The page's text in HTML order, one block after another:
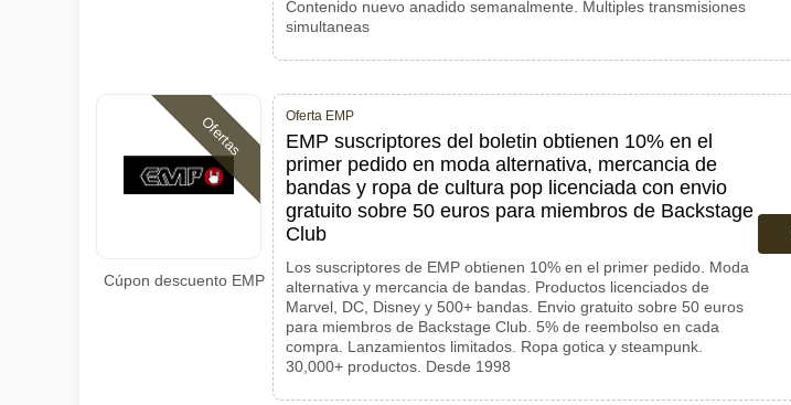
Contenido nuevo anadido semanalmente. Multiples transmisiones
simultaneas
Ofertas
Cúpon descuento EMP
Oferta EMP
EMP suscriptores del boletin obtienen 10% en el
primer pedido en moda alternativa, mercancia de
bandas y ropa de cultura pop licenciada con envio
gratuito sobre 50 euros para miembros de Backstage
Club
Los suscriptores de EMP obtienen 10% en el primer pedido. Moda
alternativa y mercancia de bandas. Productos licenciados de
Marvel, DC, Disney y 500+ bandas. Envio gratuito sobre 50 euros
para miembros de Backstage Club. 5% de reembolso en cada
compra. Lanzamientos limitados. Ropa gotica y steampunk.
30,000+ productos. Desde 1998